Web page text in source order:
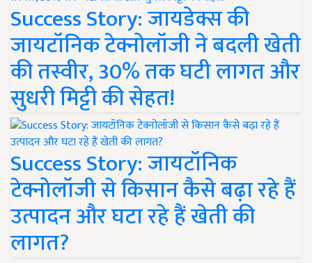
Success Story: जायडेक्स की
जायटॉनिक टेक्नोलॉजी ने बदली खेती
की तस्वीर, 30% तक घटी लागत और
सुधरी मिट्टी की सेहत!
Success Story: जायटॉनिक
टेक्नोलॉजी से किसान कैसे बढ़ा रहे हैं
उत्पादन और घटा रहे हैं खेती की
लागत?